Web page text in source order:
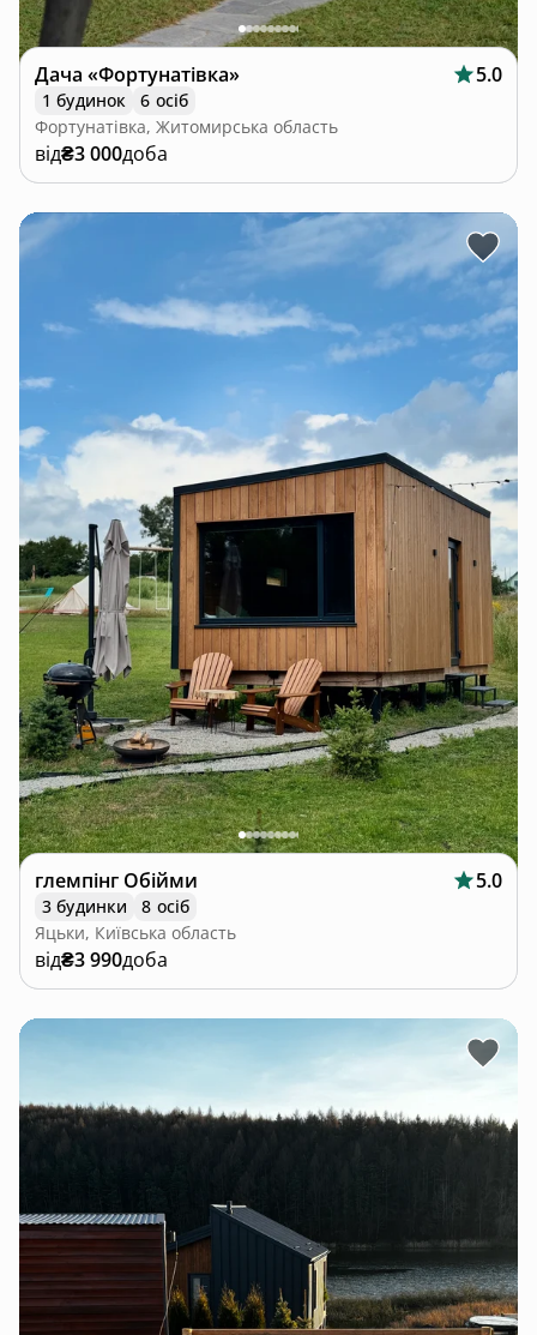
Дача «Фортунатівка» 5.0
1 будинок
6 осіб
Фортунатівка, Житомирська область
від₴3 000доба
глемпінг Обійми 5.0
3 будинки
8 осіб
Яцьки, Київська область
від₴3 990доба